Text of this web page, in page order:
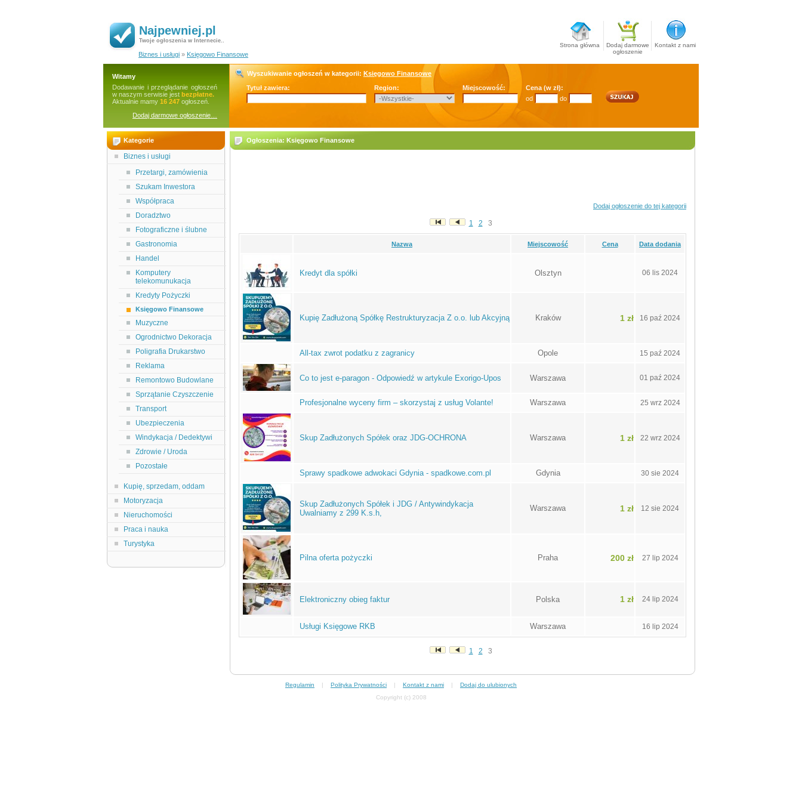
Najpewniej.pl
Twoje ogłoszenia w Internecie..
Strona główna
Dodaj darmowe
ogłoszenie
Kontakt z nami
Biznes i usługi » Księgowo Finansowe
Witamy
Dodawanie i przeglądanie ogłoszeń
w naszym serwisie jest bezpłatne.
Aktualnie mamy 16 247 ogłoszeń.
Dodaj darmowe ogłoszenie…
Wyszukiwanie ogłoszeń w kategorii: Księgowo Finansowe
Tytuł zawiera:
Region: Miejscowość:
Cena (w zł):
od
do
Kategorie
Biznes i usługi
Przetargi, zamówienia
Szukam Inwestora
Współpraca
Doradztwo
Fotograficzne i ślubne
Gastronomia
Handel
Komputery
telekomunukacja
Kredyty Pożyczki
Księgowo Finansowe
Muzyczne
Ogrodnictwo Dekoracja
Poligrafia Drukarstwo
Reklama
Remontowo Budowlane
Sprzątanie Czyszczenie
Transport
Ubezpieczenia
Windykacja / Dedektywi
Zdrowie / Uroda
Pozostałe
Kupię, sprzedam, oddam
Motoryzacja
Nieruchomości
Praca i nauka
Turystyka
Ogłoszenia: Księgowo Finansowe
Dodaj ogłoszenie do tej kategorii
1 2 3
Nazwa Miejscowość Cena Data dodania
Kredyt dla spółki Olsztyn 06 lis 2024
Kupię Zadłużoną Spółkę Restrukturyzacja Z o.o. lub Akcyjną Kraków 1 zł 16 paź 2024
All-tax zwrot podatku z zagranicy Opole 15 paź 2024
Co to jest e-paragon - Odpowiedź w artykule Exorigo-Upos Warszawa 01 paź 2024
Profesjonalne wyceny firm – skorzystaj z usług Volante! Warszawa 25 wrz 2024
Skup Zadłużonych Spółek oraz JDG-OCHRONA Warszawa 1 zł 22 wrz 2024
Sprawy spadkowe adwokaci Gdynia - spadkowe.com.pl Gdynia 30 sie 2024
Skup Zadłużonych Spółek i JDG / Antywindykacja
Uwalniamy z 299 K.s.h,
Warszawa 1 zł 12 sie 2024
Pilna oferta pożyczki Praha 200 zł 27 lip 2024
Elektroniczny obieg faktur Polska 1 zł 24 lip 2024
Usługi Księgowe RKB Warszawa 16 lip 2024
1 2 3
Regulamin | Polityka Prywatności | Kontakt z nami | Dodaj do ulubionych
Copyright (c) 2008